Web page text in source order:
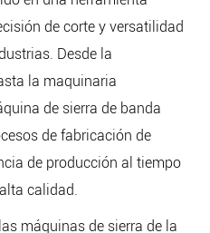
de corte y versatilidad
Desde la
la maquinaria
de sierra de banda
de fabricación de
de producción al tiempo
calidad.
máquinas de sierra de la